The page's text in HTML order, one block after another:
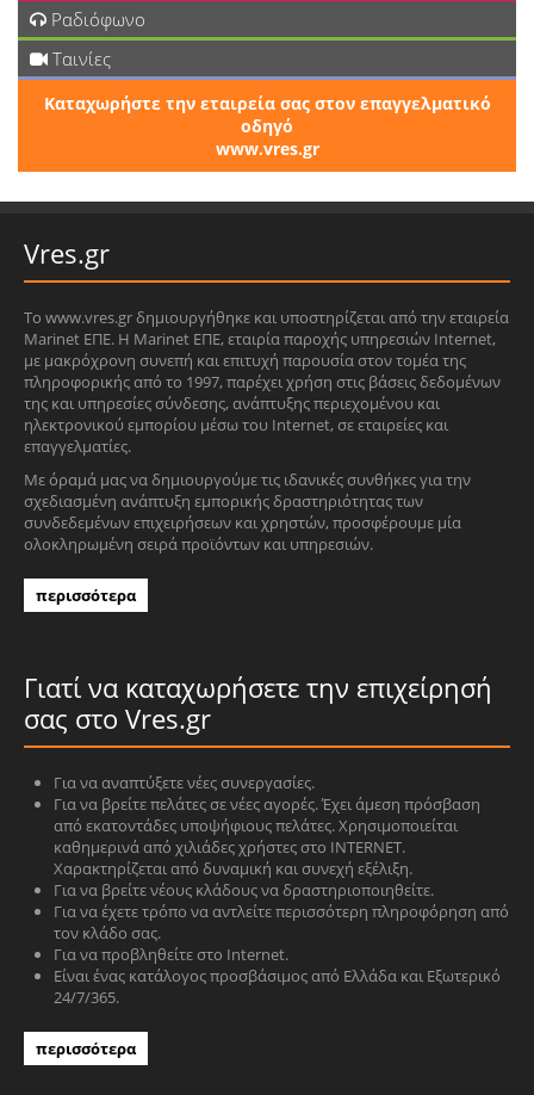
Ραδιόφωνο
Ταινίες
Καταχωρήστε την εταιρεία σας στον επαγγελματικό
οδηγό
www.vres.gr
Vres.gr
Το www.vres.gr δημιουργήθηκε και υποστηρίζεται από την εταιρεία
Marinet ΕΠΕ. Η Marinet ΕΠΕ, εταιρία παροχής υπηρεσιών Internet,
με μακρόχρονη συνεπή και επιτυχή παρουσία στον τομέα της
πληροφορικής από το 1997, παρέχει χρήση στις βάσεις δεδομένων
της και υπηρεσίες σύνδεσης, ανάπτυξης περιεχομένου και
ηλεκτρονικού εμπορίου μέσω του Internet, σε εταιρείες και
επαγγελματίες.
Με όραμά μας να δημιουργούμε τις ιδανικές συνθήκες για την
σχεδιασμένη ανάπτυξη εμπορικής δραστηριότητας των
συνδεδεμένων επιχειρήσεων και χρηστών, προσφέρουμε μία
ολοκληρωμένη σειρά προϊόντων και υπηρεσιών.
περισσότερα
Γιατί να καταχωρήσετε την επιχείρησή
σας στο Vres.gr
Για να αναπτύξετε νέες συνεργασίες.
Για να βρείτε πελάτες σε νέες αγορές. Έχει άμεση πρόσβαση
από εκατοντάδες υποψήφιους πελάτες. Χρησιμοποιείται
καθημερινά από χιλιάδες χρήστες στο INTERNET.
Χαρακτηρίζεται από δυναμική και συνεχή εξέλιξη.
Για να βρείτε νέους κλάδους να δραστηριοποιηθείτε.
Για να έχετε τρόπο να αντλείτε περισσότερη πληροφόρηση από
τον κλάδο σας.
Για να προβληθείτε στο Internet.
Είναι ένας κατάλογος προσβάσιμος από Ελλάδα και Εξωτερικό
24/7/365.
περισσότερα